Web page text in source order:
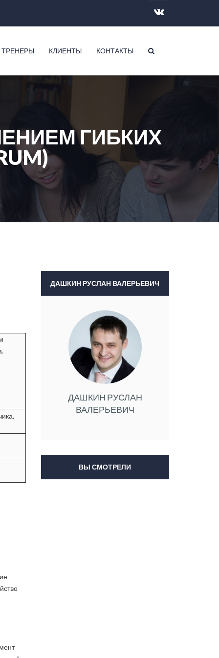
КЛИЕНТЫ КОНТАКТЫ
ГИБКИХ
ДАШКИН РУСЛАН ВАЛЕРЬЕВИЧ
ДАШКИН РУСЛАН
ВАЛЕРЬЕВИЧ
ВЫ СМОТРЕЛИ